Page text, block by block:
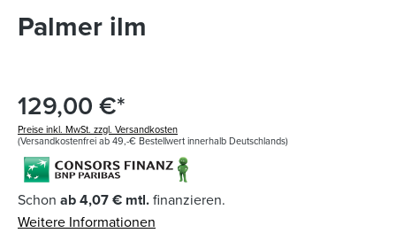
Palmer ilm
129,00 €*
Preise inkl. MwSt. zzgl. Versandkosten
(Versandkostenfrei ab 49,-€ Bestellwert innerhalb Deutschlands)
Schon ab 4,07 € mtl.finanzieren.
Weitere Informationen